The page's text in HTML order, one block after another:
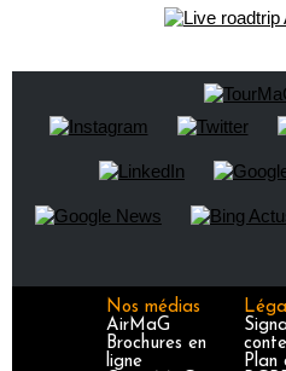
Nos médias
AirMaG
Brochures en
ligne
Plan